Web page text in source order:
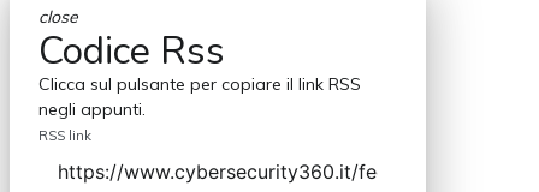
close
Codice Rss
Clicca sul pulsante per copiare il link RSS
negli appunti.
RSS link